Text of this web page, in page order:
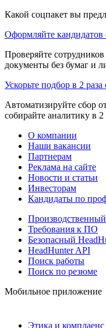
Какой соцпакет вы
Оформляйте кандидатов
Проверяйте
документы без бумаг и
Ускорьте подбор в 2 раза
Автоматизируйте сбор
собирайте аналитику в 2
О компании
Наши вакансии
Партнерам
Реклама на сайте
Новости и статьи
Инвесторам
Кандидаты по
Требования к ПО
Безопасный
HeadHunter API
Поиск работы
Поиск по резюме
Мобильное приложение
Этика и комплаенс